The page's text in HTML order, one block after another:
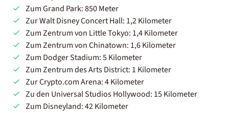
Zum Grand Park: 850 Meter
Zur Walt Disney Concert Hall: 1,2 Kilometer
Zum Zentrum von Little Tokyo: 1,4 Kilometer
Zum Zentrum von Chinatown: 1,6 Kilometer
Zum Dodger Stadium: 5 Kilometer
Zum Zentrum des Arts District: 1 Kilometer
Zur Crypto.com Arena: 4 Kilometer
Zu den Universal Studios Hollywood: 15 Kilometer
Zum Disneyland: 42 Kilometer